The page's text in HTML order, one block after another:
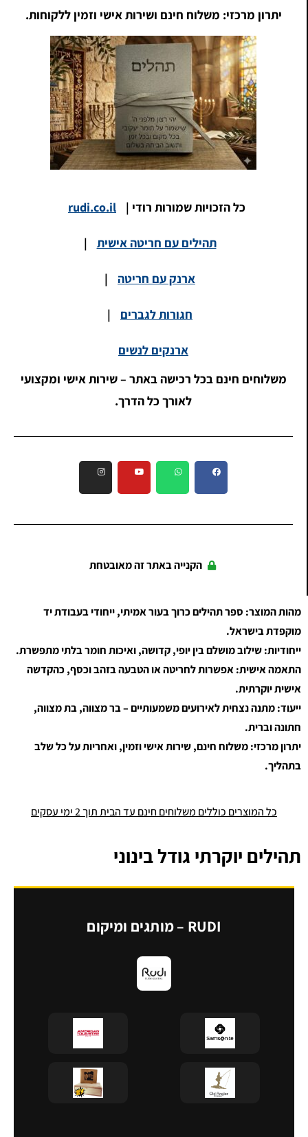
יתרון מרכזי: משלוח חינם ושירות אישי וזמין ללקוחות.
כל הזכויות שמורות רודי | rudi.co.il
תהילים עם חריטה אישית
ארנק עם חריטה
חגורות לגברים
ארנקים לנשים
משלוחים חינם בכל רכישה באתר – שירות אישי ומקצועי
לאורך כל הדרך.
הקנייה באתר זה מאובטחת
מהות המוצר: ספר תהילים כרוך בעור אמיתי, ייחודי בעבודת יד
מוקפדת בישראל.
ייחודיות: שילוב מושלם בין יופי, קדושה, ואיכות חומר בלתי מתפשרת.
התאמה אישית: אפשרות לחריטה או הטבעה בזהב וכסף, כהקדשה
אישית יוקרתית.
ייעוד: מתנה נצחית לאירועים משמעותיים – בר מצווה, בת מצווה,
חתונה וברית.
יתרון מרכזי: משלוח חינם, שירות אישי וזמין, ואחריות על כל שלב
בתהליך.
כל המוצרים כוללים משלוחים חינם עד הבית תוך 2 ימי עסקים
תהילים יוקרתי גודל בינוני
RUDI – מותגים ומיקום